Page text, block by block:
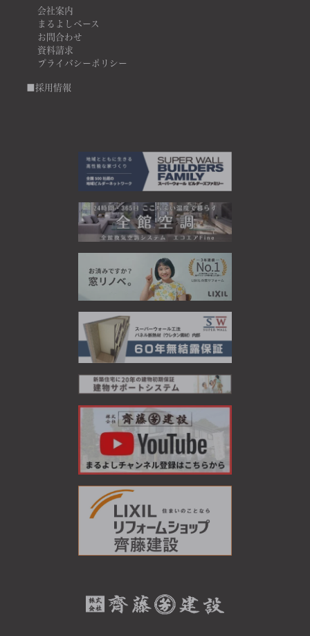
会社案内
まるよしベース
お問合わせ
資料請求
プライバシーポリシー
■採用情報